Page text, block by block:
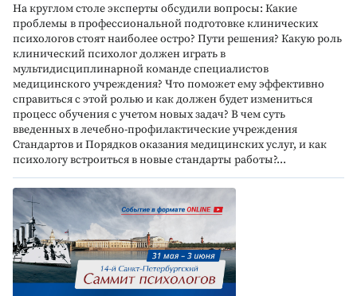
На круглом столе эксперты обсудили вопросы: Какие
проблемы в профессиональной подготовке клинических
психологов стоят наиболее остро? Пути решения? Какую роль
клинический психолог должен играть в
мультидисциплинарной команде специалистов
медицинского учреждения? Что поможет ему эффективно
справиться с этой ролью и как должен будет измениться
процесс обучения с учетом новых задач? В чем суть
введенных в лечебно-профилактические учреждения
Стандартов и Порядков оказания медицинских услуг, и как
психологу встроиться в новые стандарты работы?...